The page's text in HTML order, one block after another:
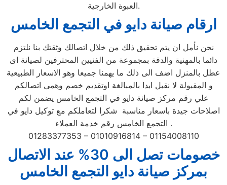
العبوة الخارجية.
ارقام صيانة دايو في التجمع الخامس
نحن نأمل ان يتم تحقيق ذلك من خلال اتصالك وثقتك بنا نلتزم
دائما بالمهنية والدقة بمجموعة من الفنيين المحترفين لصيانة اى
عطل بالمنزل اضف الى ذلك ما يهمنا جميعا وهو الاسعار الطبيعية
و المقبولة لا نقبل ابدا بالمبالغة اوتقديم خصم وهمى اتصالكم
علي رقم مركز صيانة دايو في التجمع الخامس يضمن لكم
اصلاحات جيدة باسعار مناسبة شكرا لتعاملكم مع توكيل دايو في
التجمع الخامس رقم خدمة العملاء .
01283377353 – 01010916814 – 01154008110
خصومات تصل الى 30% عند الاتصال
بمركز صيانة دايو التجمع الخامس